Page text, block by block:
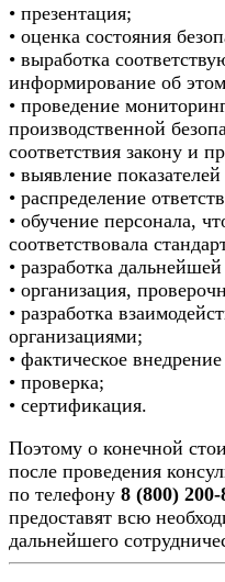
• презентация;
• оценка состояния
• выработка
информирование об
• проведение
производственной
соответствия закону и
• выявление
• распределение
• обучение персонала,
соответствовала
• разработка
• организация,
• разработка
организациями;
• фактическое
• проверка;
• сертификация.
Поэтому о конечной
после проведения
по телефону 8 (800) 200-
предоставят всю
дальнейшего